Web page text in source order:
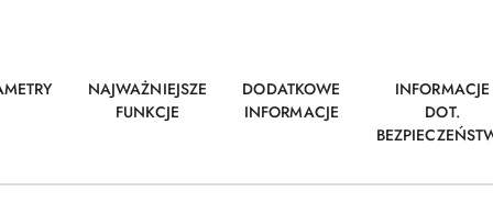
NAJWAŻNIEJSZE
FUNKCJE
DODATKOWE
INFORMACJE
INFORMACJE
DOT.